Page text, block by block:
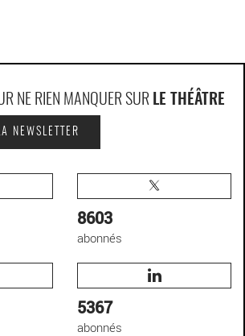
NE RIEN MANQUER SUR LE THÉÂTRE
NEWSLETTER
8603
abonnés
5367
abonnés